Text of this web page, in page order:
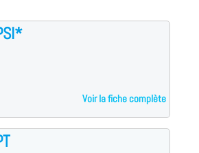
Voir la fiche complète